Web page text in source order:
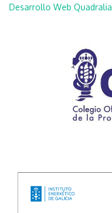
Desarrollo Web Quadralia